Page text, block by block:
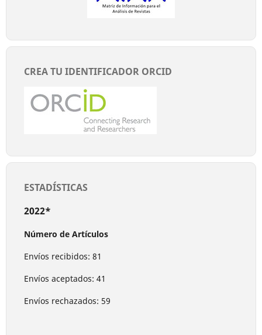
CREA TU IDENTIFICADOR ORCID
ESTADÍSTICAS
2022*
Número de Artículos
Envíos recibidos: 81
Envíos aceptados: 41
Envíos rechazados: 59